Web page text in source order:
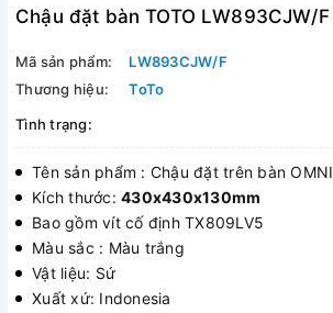
Chậu đặt bàn TOTO LW893CJW/F
Mã sản phẩm:
LW893CJW/F
Thương hiệu:
ToTo
Tình trạng:
Tên sản phẩm : Chậu đặt trên bàn OMNI
Kích thước: 430x430x130mm
Bao gồm vít cố định TX809LV5
Màu sắc : Màu trắng
Vật liệu: Sứ
Xuất xứ: Indonesia